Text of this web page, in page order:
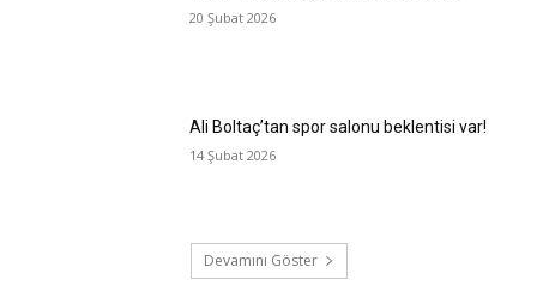
20 Şubat 2026
Ali Boltaç’tan spor salonu beklentisi var!
14 Şubat 2026
Devamını Göster